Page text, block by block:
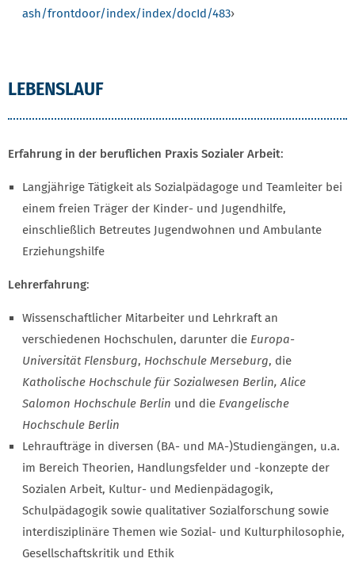
ash/frontdoor/index/index/docId/483›
LEBENSLAUF
Erfahrung in der beruflichen Praxis Sozialer Arbeit:
Langjährige Tätigkeit als Sozialpädagoge und Teamleiter bei
einem freien Träger der Kinder- und Jugendhilfe,
einschließlich Betreutes Jugendwohnen und Ambulante
Erziehungshilfe
Lehrerfahrung:
Wissenschaftlicher Mitarbeiter und Lehrkraft an
verschiedenen Hochschulen, darunter die Europa-
Universität Flensburg, Hochschule Merseburg, die
Katholische Hochschule für Sozialwesen Berlin, Alice
Salomon Hochschule Berlin und die Evangelische
Hochschule Berlin
Lehraufträge in diversen (BA- und MA-)Studiengängen, u.a.
im Bereich Theorien, Handlungsfelder und -konzepte der
Sozialen Arbeit, Kultur- und Medienpädagogik,
Schulpädagogik sowie qualitativer Sozialforschung sowie
interdisziplinäre Themen wie Sozial- und Kulturphilosophie,
Gesellschaftskritik und Ethik